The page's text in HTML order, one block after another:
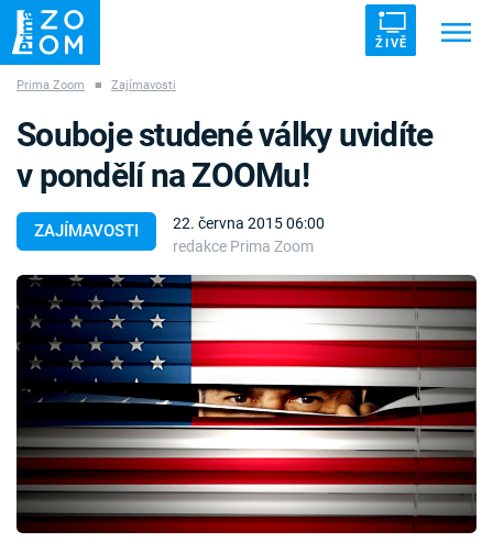
ŽIVĚ
ZÁHADY VETŘELCI DÁVNOVĚKU
Témata
Témata
Pořady
TV Program
Časopis
Prima Zoom ■ Zajímavosti
ZAJÍMAVOSTI
22. června 2015 06:00
redakce Prima Zoom
Souboje studené války uvidíte
v pondělí na ZOOMu!